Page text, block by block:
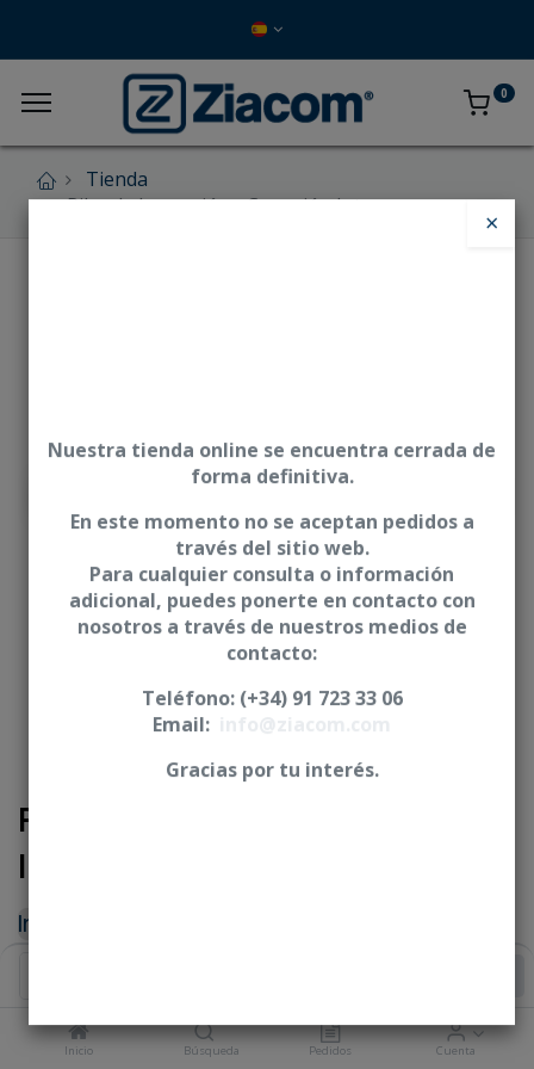
Inicio Búsqueda Pedidos Cuenta
0
Tienda
Pilar de Impresión - Conexión Interna
Pilar de Impresión - Conexión
Interna
Iniciar sesión
×
Nuestra tienda online se encuentra cerrada de
forma definitiva.
En este momento no se aceptan pedidos a
través del sitio web.
Para cualquier consulta o información
adicional, puedes ponerte en contacto con
nosotros a través de nuestros medios de
contacto:
Teléfono: (+34) 91 723 33 06
Email:
Gracias por tu interés.